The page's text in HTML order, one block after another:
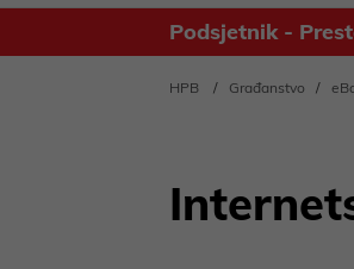
Podsjetnik -
Obavijest za
HPB Građanstvo